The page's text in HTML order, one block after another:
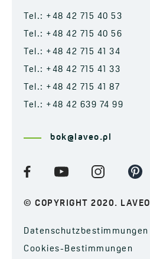
Tel.: +48 42 715 40 53
Tel.: +48 42 715 40 56
Tel.: +48 42 715 41 34
Tel.: +48 42 715 41 33
Tel.: +48 42 715 41 87
Tel.: +48 42 639 74 99
bok@laveo.pl
© COPYRIGHT 2020. LAVEO
Datenschutzbestimmungen
Cookies-Bestimmungen